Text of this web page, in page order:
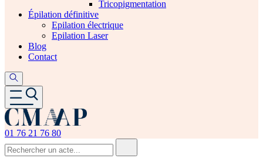
Tricopigmentation
Épilation définitive
Epilation électrique
Epilation Laser
Blog
Contact
01 76 21 76 80